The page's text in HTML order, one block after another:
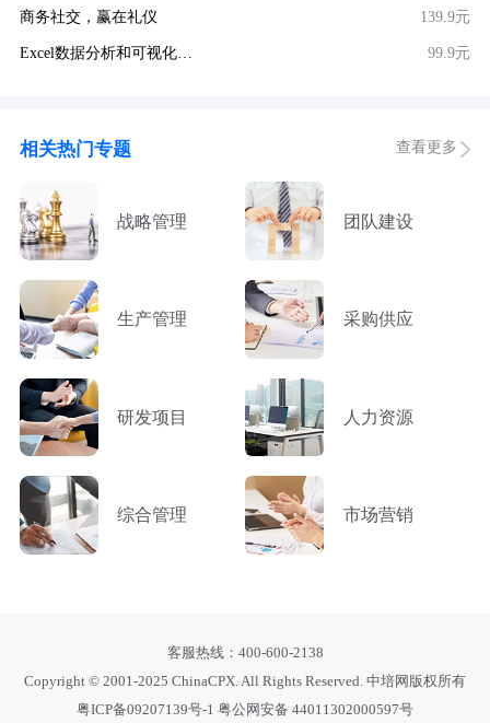
商务社交，赢在礼仪 139.9元
Excel数据分析和可视化… 99.9元
相关热门专题 查看更多
战略管理 团队建设
生产管理 采购供应
研发项目 人力资源
综合管理 市场营销
客服热线：400-600-2138
Copyright © 2001-2025 ChinaCPX. All Rights Reserved. 中培网版权所有
粤ICP备09207139号-1 粤公网安备 44011302000597号